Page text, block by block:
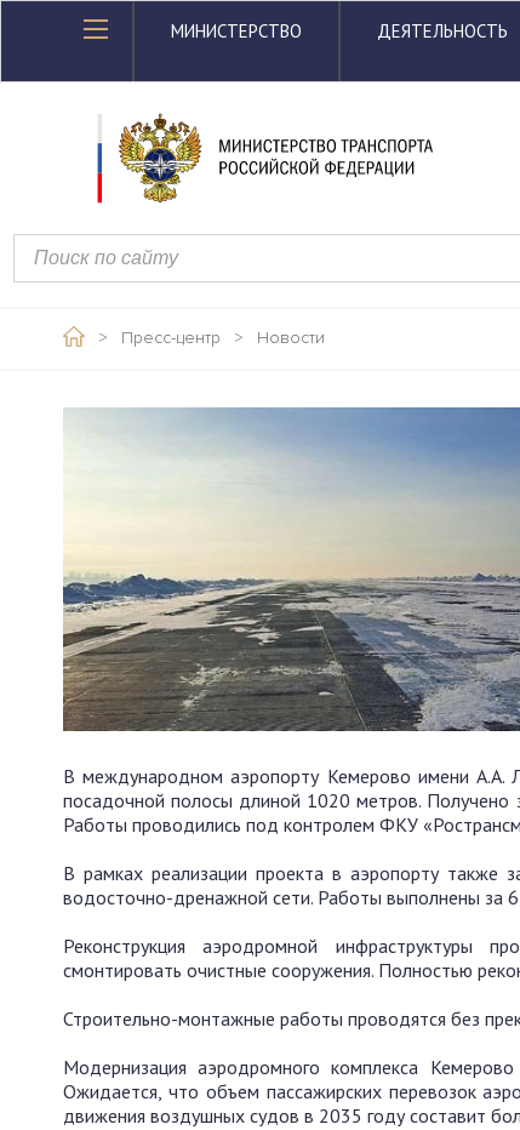
МИНИСТЕРСТВО ДЕЯТЕЛЬНОСТЬ
> Пресс-центр > Новости
В международном аэропорту Кемерово имени А.А.
посадочной полосы длиной 1020 метров. Получено
Работы проводились под контролем ФКУ
В рамках реализации проекта в аэропорту также
водосточно-дренажной сети. Работы выполнены за 6
Реконструкция аэродромной инфраструктуры
смонтировать очистные сооружения. Полностью
Строительно-монтажные работы проводятся без
Модернизация аэродромного комплекса
Ожидается, что объем пассажирских перевозок
движения воздушных судов в 2035 году составит